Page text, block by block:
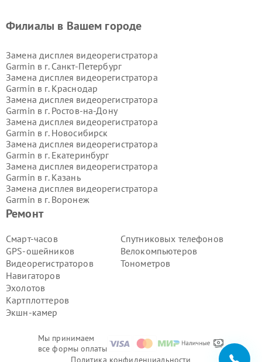
Мы принимаем
все формы оплаты
Ремонт
Смарт-часов
GPS-ошейников
Видеорегистраторов
Навигаторов
Эхолотов
Картплоттеров
Экшн-камер
Спутниковых телефонов
Велокомпьютеров
Тонометров
Филиалы в Вашем городе
Замена дисплея видеорегистратора
Garmin в г. Санкт-Петербург
Замена дисплея видеорегистратора
Garmin в г. Краснодар
Замена дисплея видеорегистратора
Garmin в г. Ростов-на-Дону
Замена дисплея видеорегистратора
Garmin в г. Новосибирск
Замена дисплея видеорегистратора
Garmin в г. Екатеринбург
Замена дисплея видеорегистратора
Garmin в г. Казань
Замена дисплея видеорегистратора
Garmin в г. Воронеж
Замена дисплея видеорегистратора
Garmin в г.
Garmin в г.Самара
Замена дисплея видеорегистратора
Garmin в г.Пермь
Замена дисплея видеорегистратора
Garmin в г.
Замена дисплея видеорегистратора
Garmin в г.Ижевск
Замена дисплея видеорегистратора
Garmin в г.
Замена дисплея видеорегистратора
Garmin в г. ТюменьПолитика конфиденциальности